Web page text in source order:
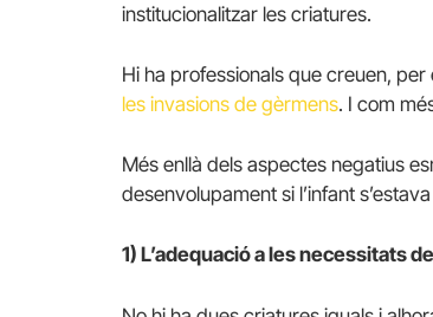
institucionalitzar les criatures.
Hi ha professionals que creuen, per
les invasions de gèrmens. I com
Més enllà dels aspectes negatius
desenvolupament si l’infant
1) L’adequació a les necessitats